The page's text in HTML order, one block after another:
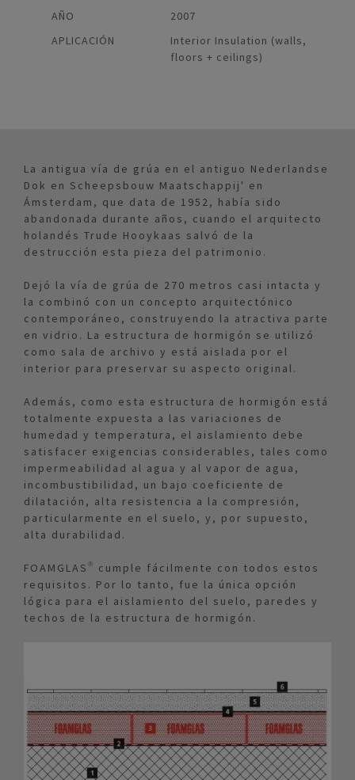
AÑO
2007
APLICACIÓN
Interior Insulation (walls,
floors + ceilings)
La antigua vía de grúa en el antiguo Nederlandse
Dok en Scheepsbouw Maatschappij' en
Ámsterdam, que data de 1952, había sido
abandonada durante años, cuando el arquitecto
holandés Trude Hooykaas salvó de la
destrucción esta pieza del patrimonio.
Dejó la vía de grúa de 270 metros casi intacta y
la combinó con un concepto arquitectónico
contemporáneo, construyendo la atractiva parte
en vidrio. La estructura de hormigón se utilizó
como sala de archivo y está aislada por el
interior para preservar su aspecto original.
Además, como esta estructura de hormigón está
totalmente expuesta a las variaciones de
humedad y temperatura, el aislamiento debe
satisfacer exigencias considerables, tales como
impermeabilidad al agua y al vapor de agua,
incombustibilidad, un bajo coeficiente de
dilatación, alta resistencia a la compresión,
particularmente en el suelo, y, por supuesto,
alta durabilidad.
FOAMGLAS® cumple fácilmente con todos estos
requisitos. Por lo tanto, fue la única opción
lógica para el aislamiento del suelo, paredes y
techos de la estructura de hormigón.